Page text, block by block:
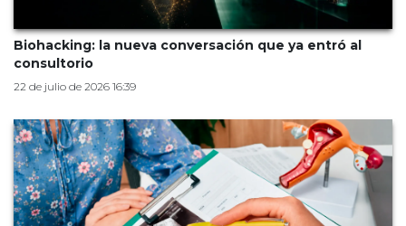
Biohacking: la nueva conversación que ya entró al
consultorio
22 de julio de 2026 16:39